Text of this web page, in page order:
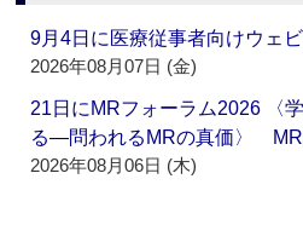
9月4日に医療従事者向けウェ
2026年08月07日 (金)
21日にMRフォーラム2026 〈
る―問われるMRの真価〉 MR
2026年08月06日 (木)